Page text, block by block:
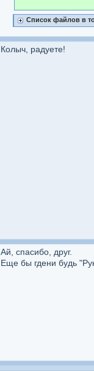
Список файлов в
Колыч, радуете!
Ай, спасибо, друг.
Еще бы гдени будь